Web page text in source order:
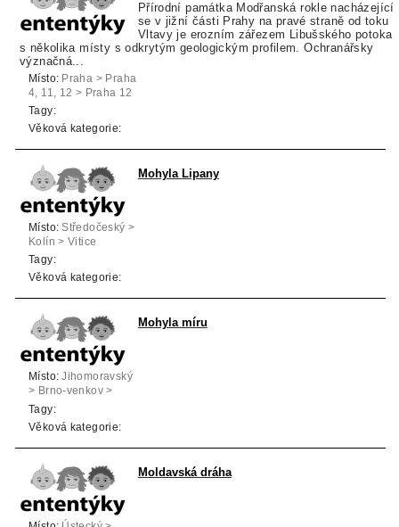
Přírodní památka Modřanská rokle nacházející
se v jižní části Prahy na pravé straně od toku
Vltavy je erozním zářezem Libušského potoka
s několika místy s odkrytým geologickým profilem. Ochranářsky
význačná...
Místo: Praha > Praha
4, 11, 12 > Praha 12
Tagy:
Věková kategorie:
Mohyla Lipany
Místo: Středočeský >
Kolín > Vitice
Tagy:
Věková kategorie:
Mohyla míru
Místo: Jihomoravský
> Brno-venkov >
Prace
Tagy:
Věková kategorie:
Moldavská dráha